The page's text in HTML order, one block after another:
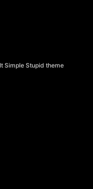
It Simple Stupid theme